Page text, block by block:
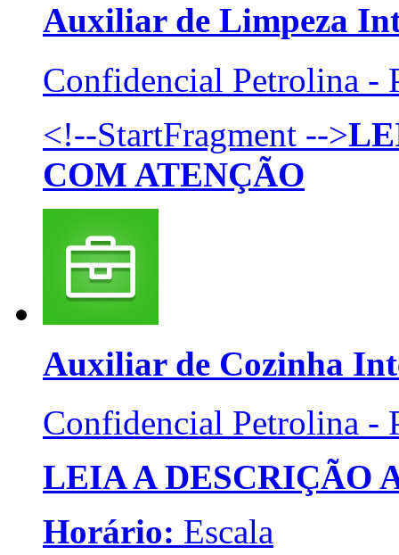
Auxiliar de Limpeza
Confidencial Petrolina -
<!--StartFragment -->
COM ATENÇÃO
Auxiliar de Cozinha
Confidencial Petrolina -
LEIA A DESCRIÇÃO
Horário: Escala